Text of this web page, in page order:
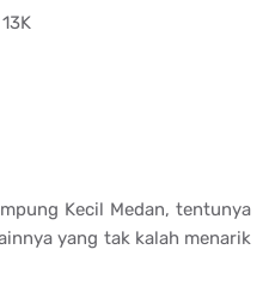
Kecil Medan, tentunya
yang tak kalah menarik